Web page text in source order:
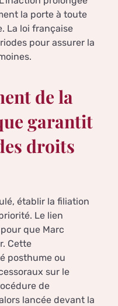
la porte à toute
La loi française
pour assurer la
de la
garantit
droits
établir la filiation
Le lien
que Marc
Cette
posthume ou
sur le
de
lancée devant la